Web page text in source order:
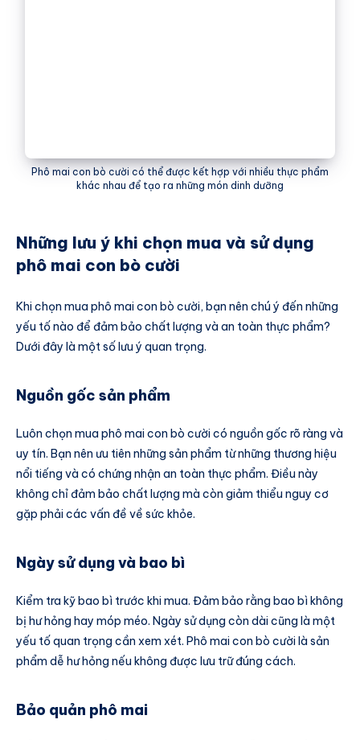
Phô mai con bò cười có thể được kết hợp với nhiều thực phẩm
khác nhau để tạo ra những món dinh dưỡng
Những lưu ý khi chọn mua và sử dụng
phô mai con bò cười
Khi chọn mua phô mai con bò cười, bạn nên chú ý đến những
yếu tố nào để đảm bảo chất lượng và an toàn thực phẩm?
Dưới đây là một số lưu ý quan trọng.
Nguồn gốc sản phẩm
Luôn chọn mua phô mai con bò cười có nguồn gốc rõ ràng và
uy tín. Bạn nên ưu tiên những sản phẩm từ những thương hiệu
nổi tiếng và có chứng nhận an toàn thực phẩm. Điều này
không chỉ đảm bảo chất lượng mà còn giảm thiểu nguy cơ
gặp phải các vấn đề về sức khỏe.
Ngày sử dụng và bao bì
Kiểm tra kỹ bao bì trước khi mua. Đảm bảo rằng bao bì không
bị hư hỏng hay móp méo. Ngày sử dụng còn dài cũng là một
yếu tố quan trọng cần xem xét. Phô mai con bò cười là sản
phẩm dễ hư hỏng nếu không được lưu trữ đúng cách.
Bảo quản phô mai